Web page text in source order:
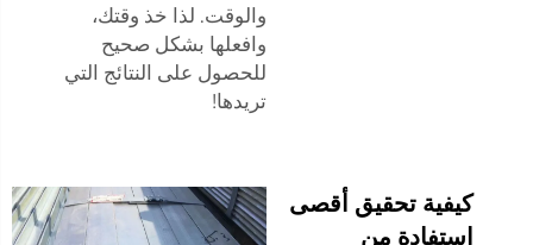
والوقت. لذا خذ وقتك،
وافعلها بشكل صحيح
للحصول على النتائج التي
تريدها!
كيفية تحقيق أقصى
استفادة من